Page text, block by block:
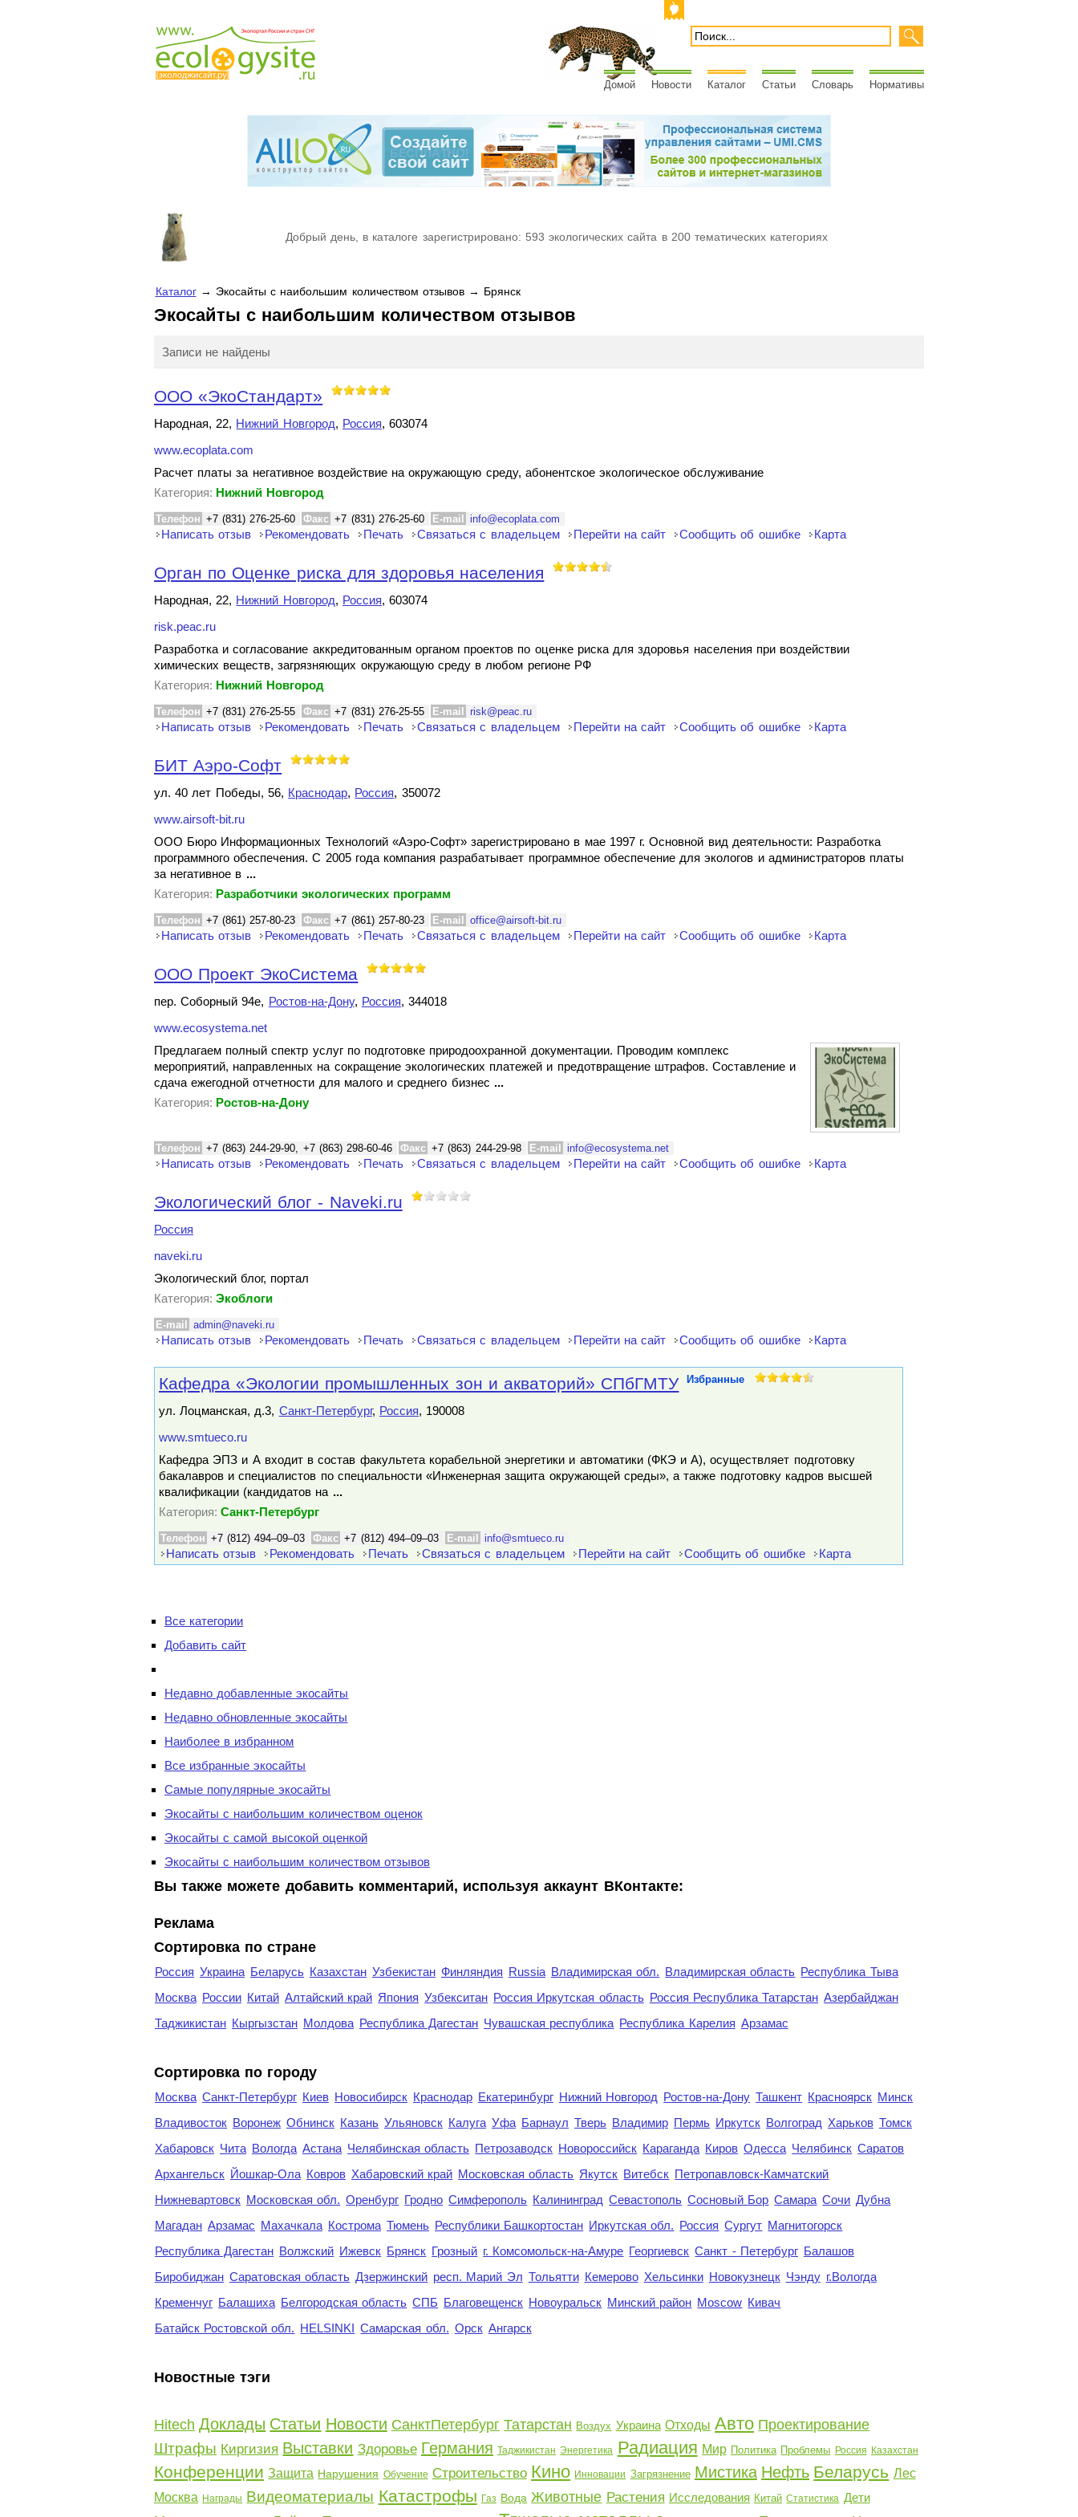
Домой Новости Каталог Статьи Словарь Нормативы
Добрый день, в каталоге зарегистрировано: 593 экологических сайта в 200 тематических категориях
Каталог→ Экосайты с наибольшим количеством отзывов → Брянск
Экосайты с наибольшим количеством отзывов
Записи не найдены
ООО «ЭкоСтандарт»
Народная, 22, Нижний Новгород, Россия, 603074
www.ecoplata.com
Расчет платы за негативное воздействие на окружающую среду, абонентское экологическое обслуживание
Категория: Нижний Новгород
Телефон +7 (831) 276-25-60 Факс +7 (831) 276-25-60 E-mail info@ecoplata.com
Написать отзыв Рекомендовать Печать Связаться с владельцем Перейти на сайт Сообщить об ошибке Карта
Орган по Оценке риска для здоровья населения
Народная, 22, Нижний Новгород, Россия, 603074
risk.peac.ru
Разработка и согласование аккредитованным органом проектов по оценке риска для здоровья населения при воздействии
химических веществ, загрязняющих окружающую среду в любом регионе РФ
Категория: Нижний Новгород
Телефон +7 (831) 276-25-55 Факс +7 (831) 276-25-55 E-mail risk@peac.ru
Написать отзыв Рекомендовать Печать Связаться с владельцем Перейти на сайт Сообщить об ошибке Карта
БИТ Аэро-Софт
ул. 40 лет Победы, 56, Краснодар, Россия, 350072
www.airsoft-bit.ru
ООО Бюро Информационных Технологий «Аэро-Софт» зарегистрировано в мае 1997 г. Основной вид деятельности: Разработка
программного обеспечения. С 2005 года компания разрабатывает программное обеспечение для экологов и администраторов платы
за негативное в ...
Категория: Разработчики экологических программ
Телефон +7 (861) 257-80-23 Факс +7 (861) 257-80-23 E-mail office@airsoft-bit.ru
Написать отзыв Рекомендовать Печать Связаться с владельцем Перейти на сайт Сообщить об ошибке Карта
ООО Проект ЭкоСистема
пер. Соборный 94е, Ростов-на-Дону, Россия, 344018
www.ecosystema.net
Предлагаем полный спектр услуг по подготовке природоохранной документации. Проводим комплекс
мероприятий, направленных на сокращение экологических платежей и предотвращение штрафов. Составление и
сдача ежегодной отчетности для малого и среднего бизнес ...
Категория: Ростов-на-Дону
Телефон +7 (863) 244-29-90, +7 (863) 298-60-46 Факс +7 (863) 244-29-98 E-mail info@ecosystema.net
Написать отзыв Рекомендовать Печать Связаться с владельцем Перейти на сайт Сообщить об ошибке Карта
Экологический блог - Naveki.ru
Россия
naveki.ru
Экологический блог, портал
Категория: Экоблоги
E-mail admin@naveki.ru
Написать отзыв Рекомендовать Печать Связаться с владельцем Перейти на сайт Сообщить об ошибке Карта
Кафедра «Экологии промышленных зон и акваторий» СПбГМТУ Избранные
ул. Лоцманская, д.3, Санкт-Петербург, Россия, 190008
www.smtueco.ru
Кафедра ЭПЗ и А входит в состав факультета корабельной энергетики и автоматики (ФКЭ и А), осуществляет подготовку
бакалавров и специалистов по специальности «Инженерная защита окружающей среды», а также подготовку кадров высшей
квалификации (кандидатов на ...
Категория: Санкт-Петербург
Телефон +7 (812) 494–09–03 Факс +7 (812) 494–09–03 E-mail info@smtueco.ru
Написать отзыв Рекомендовать Печать Связаться с владельцем Перейти на сайт Сообщить об ошибке Карта
Все категории
Добавить сайт
Недавно добавленные экосайты
Недавно обновленные экосайты
Наиболее в избранном
Все избранные экосайты
Самые популярные экосайты
Экосайты с наибольшим количеством оценок
Экосайты с самой высокой оценкой
Экосайты с наибольшим количеством отзывов
Вы также можете добавить комментарий, используя аккаунт ВКонтакте:
Реклама
Сортировка по стране
Россия Украина Беларусь Казахстан Узбекистан Финляндия Russia Владимирская обл. Владимирская область Республика Тыва
Москва России Китай Алтайский край Япония Узбекситан Россия Иркутская область Россия Республика Татарстан Азербайджан
Таджикистан Кыргызстан Молдова Республика Дагестан Чувашская республика Республика Карелия Арзамас
Cортировка по городу
Москва Санкт-Петербург Киев Новосибирск Краснодар Екатеринбург Нижний Новгород Ростов-на-Дону Ташкент Красноярск Минск
Владивосток Воронеж Обнинск Казань Ульяновск Калуга Уфа Барнаул Тверь Владимир Пермь Иркутск Волгоград Харьков Томск
Хабаровск Чита Вологда Астана Челябинская область Петрозаводск Новороссийск Караганда Киров Одесса Челябинск Саратов
Архангельск Йошкар-Ола Ковров Хабаровский край Московская область Якутск Витебск Петропавловск-Камчатский
Нижневартовск Московская обл. Оренбург Гродно Симферополь Калининград Севастополь Сосновый Бор Самара Сочи Дубна
Магадан Арзамас Махачкала Кострома Тюмень Республики Башкортостан Иркутская обл. Россия Сургут Магнитогорск
Республика Дагестан Волжский Ижевск Брянск Грозный г. Комсомольск-на-Амуре Георгиевск Санкт - Петербург Балашов
Биробиджан Саратовская область Дзержинский респ. Марий Эл Тольятти Кемерово Хельсинки Новокузнецк Чэнду г.Вологда
Кременчуг Балашиха Белгородская область СПБ Благовещенск Новоуральск Минский район Moscow Кивач
Батайск Ростовской обл. HELSINKI Самарская обл. Орск Ангарск
Новостные тэги
Hitech Доклады Статьи Новости СанктПетербург Татарстан Воздух Украина Отходы Авто Проектирование
Штрафы Киргизия Выставки Здоровье Германия Таджикистан Энергетика Радиация Мир Политика Проблемы Россия Казахстан
Конференции Защита Нарушения Обучение Строительство Кино Инновации Загрязнение Мистика Нефть Беларусь Лес
Москва Награды Видеоматериалы Катастрофы Газ Вода Животные Растения Исследования Китай Статистика Дети